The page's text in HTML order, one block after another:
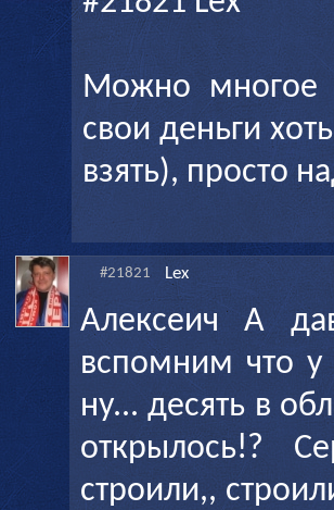
Можно многое
свои деньги
взять), просто
#21821 Lex
Алексеич А
вспомним что у
ну... десять в
открылось!?
строили,,